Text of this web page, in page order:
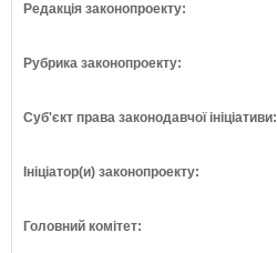
Редакція законопроекту:
Рубрика законопроекту:
Суб'єкт права законодавчої ініціативи:
Ініціатор(и) законопроекту:
Головний комітет: